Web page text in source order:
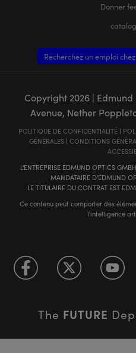
Donner
Recherchez un emploi
Copyright 2026| Edmund
Avenue, Nether
POLITIQUE DE CONFIDENTIALITÉ|
GÉNÈRALES| CONDITIONS
L'ENTREPRISE EDMUND OPTICS
MANDATAIRE D'EDMUND
LE TITULAIRE DU CONTRAT EST
Ce contenu peut comporter des
l'intelligence
The FUTURE